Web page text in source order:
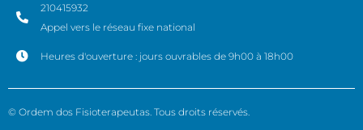
210415932
Appel vers le réseau fixe national
Heures d'ouverture : jours ouvrables de 9h00 à 18h00
© Ordem dos Fisioterapeutas. Tous droits réservés.